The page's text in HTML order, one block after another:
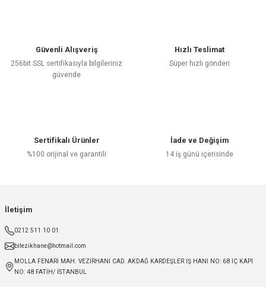
Güvenli Alışveriş
256bit SSL sertifikasıyla bilgileriniz
güvende
Hızlı Teslimat
Süper hızlı gönderi
Sertifikalı Ürünler
%100 orijinal ve garantili
İade ve Değişim
14 iş günü içerisinde
İletişim
0212 511 10 01
bilezikhane@hotmail.com
MOLLA FENARİ MAH. VEZİRHANI CAD. AKDAĞ KARDEŞLER IŞ HANI NO: 68 İÇ KAPI
NO: 48 FATİH/ İSTANBUL